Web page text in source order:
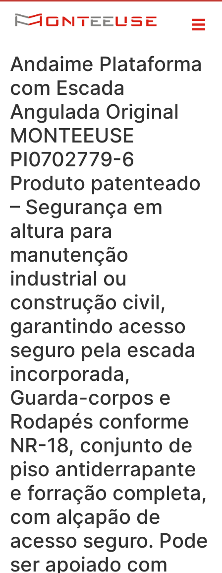
Andaime Plataforma
com Escada
Angulada Original
MONTEEUSE
PI0702779-6
Produto patenteado
– Segurança em
altura para
manutenção
industrial ou
construção civil,
garantindo acesso
seguro pela escada
incorporada,
Guarda-corpos e
Rodapés conforme
NR-18, conjunto de
piso antiderrapante
e forração completa,
com alçapão de
acesso seguro. Pode
ser apoiado com